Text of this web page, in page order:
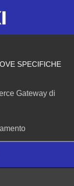
SPECIFICHE
Gateway di